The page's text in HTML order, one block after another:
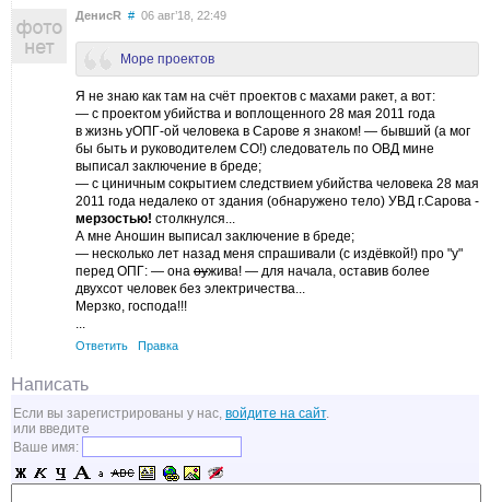
ДенисR # 06 авг’18, 22:49
Море проектов
Я не знаю как там на счёт проектов с махами ракет, а вот:
— с проектом убийства и воплощенного 28 мая 2011 года
в жизнь уОПГ-ой человека в Сарове я знаком! — бывший (а мог
бы быть и руководителем СО!) следователь по ОВД мине
выписал заключение в бреде;
— с циничным сокрытием следствием убийства человека 28 мая
2011 года недалеко от здания (обнаружено тело) УВД г.Сарова -
мерзостью! столкнулся...
А мне Аношин выписал заключение в бреде;
— несколько лет назад меня спрашивали (с издёвкой!) про "у"
перед ОПГ: — она оужива! — для начала, оставив более
двухсот человек без электричества...
Мерзко, господа!!!
...
Ответить Правка
Написать
Если вы зарегистрированы у нас, войдите на сайт.
или введите
Ваше имя: